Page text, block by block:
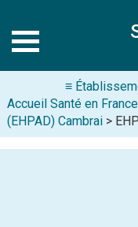
≡
Accueil Santé en France
(EHPAD) Cambrai >